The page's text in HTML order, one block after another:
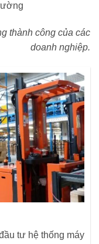
thành công của các
doanh nghiệp.
tư hệ thống máy